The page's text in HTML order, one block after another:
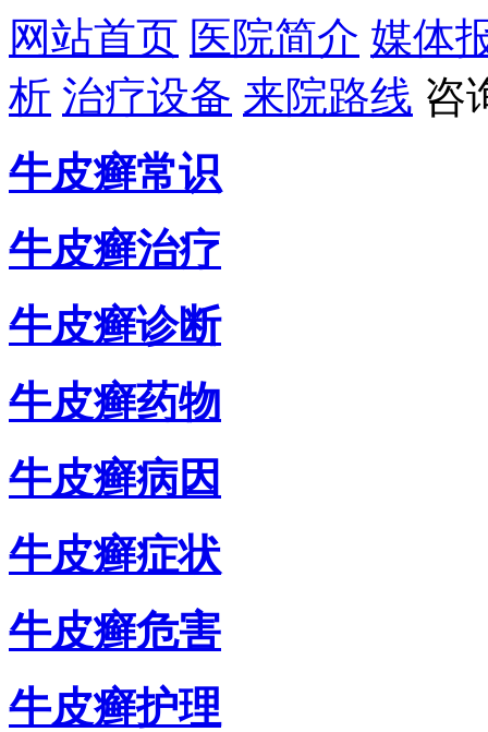
网站首页 医院简介 媒体
析 治疗设备 来院路线 咨
牛皮癣常识
牛皮癣治疗
牛皮癣诊断
牛皮癣药物
牛皮癣病因
牛皮癣症状
牛皮癣危害
牛皮癣护理